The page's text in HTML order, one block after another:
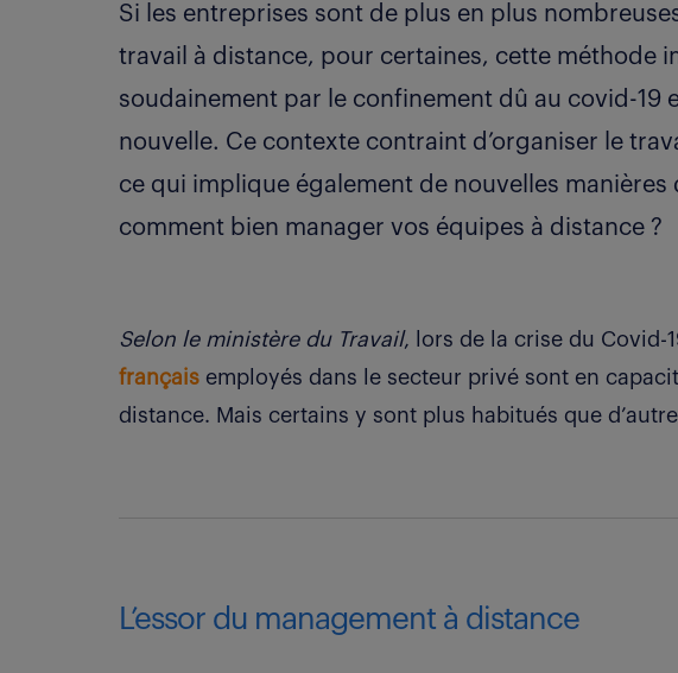
Si les entreprises sont de plus en plus
travail à distance, pour certaines, cette méthode
soudainement par le confinement dû au covid-19
nouvelle. Ce contexte contraint d’organiser le
ce qui implique également de nouvelles manières
comment bien manager vos équipes à distance ?
Selon le ministère du Travail, lors de la crise du Covid-
français employés dans le secteur privé sont en
distance. Mais certains y sont plus habitués que
L’essor du management à distance